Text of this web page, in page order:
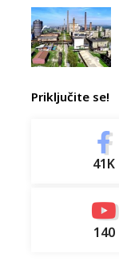
Priključite se!
41K
140